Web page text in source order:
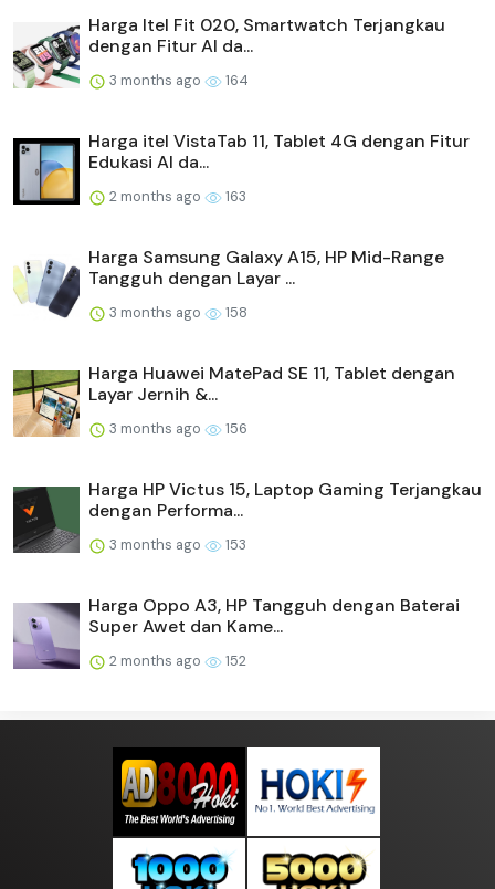
Harga Itel Fit 020, Smartwatch Terjangkau
dengan Fitur AI da...
3 months ago 164
Harga itel VistaTab 11, Tablet 4G dengan Fitur
Edukasi AI da...
2 months ago 163
Harga Samsung Galaxy A15, HP Mid-Range
Tangguh dengan Layar ...
3 months ago 158
Harga Huawei MatePad SE 11, Tablet dengan
Layar Jernih &...
3 months ago 156
Harga HP Victus 15, Laptop Gaming Terjangkau
dengan Performa...
3 months ago 153
Harga Oppo A3, HP Tangguh dengan Baterai
Super Awet dan Kame...
2 months ago 152